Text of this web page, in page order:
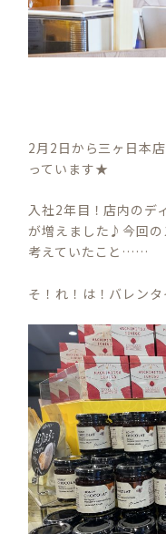
2月2日から三ヶ日本
っています★
入社2年目！店内のデ
が増えました♪今回の
考えていたこと……
そ！れ！は！バレン